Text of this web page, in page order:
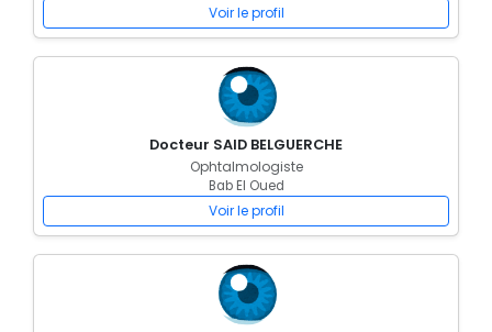
Voir le profil
Docteur SAID BELGUERCHE
Ophtalmologiste
Bab El Oued
Voir le profil